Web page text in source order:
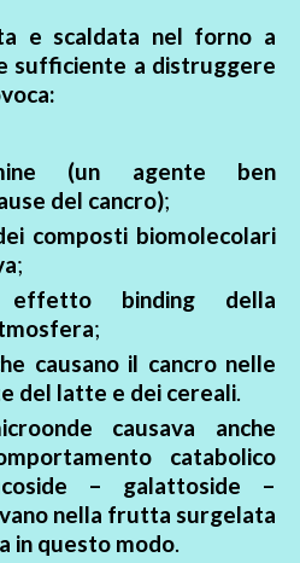
e scaldata nel forno a
sufficiente a distruggere
(un agente ben
del cancro);
composti biomolecolari
;
binding della
;
causano il cancro nelle
del latte e dei cereali.
causava anche
catabolico
– galattoside –
nella frutta surgelata
in questo modo.